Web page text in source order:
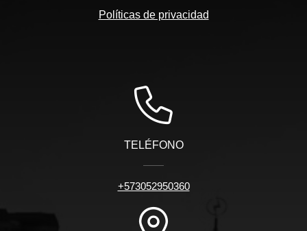
Políticas de privacidad
TELÉFONO
+573052950360